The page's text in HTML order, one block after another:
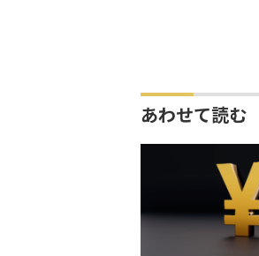
あわせて読む